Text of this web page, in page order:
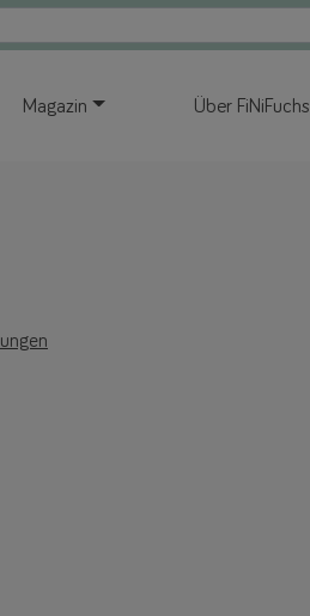
Magazin Über FiNiFuchs